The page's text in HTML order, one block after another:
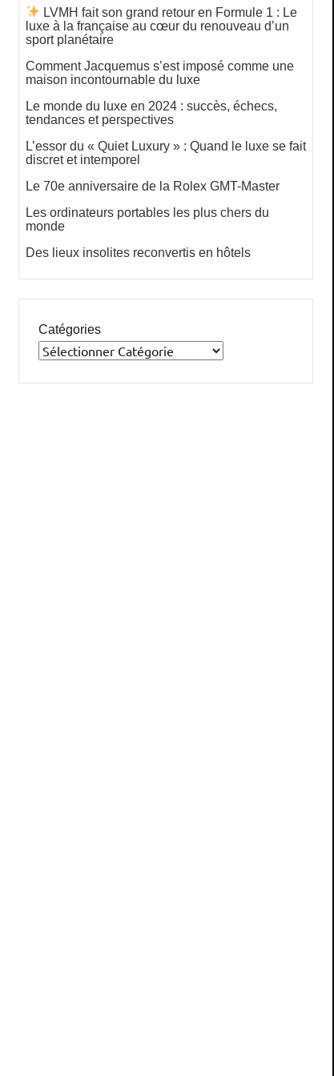
LVMH fait son grand retour en Formule 1 : Le
luxe à la française au cœur du renouveau d’un
sport planétaire
Comment Jacquemus s’est imposé comme une
maison incontournable du luxe
Le monde du luxe en 2024 : succès, échecs,
tendances et perspectives
L’essor du « Quiet Luxury » : Quand le luxe se fait
discret et intemporel
Le 70e anniversaire de la Rolex GMT-Master
Les ordinateurs portables les plus chers du
monde
Des lieux insolites reconvertis en hôtels
Catégories